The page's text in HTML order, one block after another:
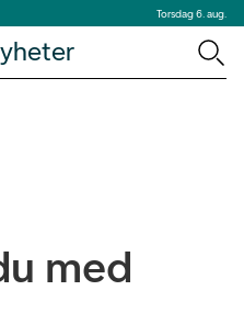
Torsdag 6. aug.
med